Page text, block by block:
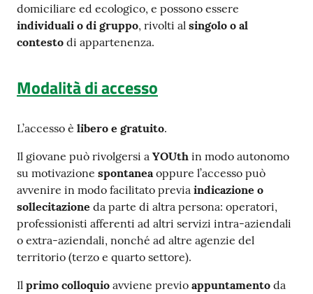
domiciliare ed ecologico, e possono essere
individuali o di gruppo, rivolti al singolo o al
contesto di appartenenza.
Modalità di accesso
L’accesso è libero e gratuito.
Il giovane può rivolgersi a YOUth in modo autonomo
su motivazione spontaneaoppure l’accesso può
avvenire in modo facilitato previa indicazione o
sollecitazione da parte di altra persona: operatori,
professionisti afferenti ad altri servizi intra-aziendali
o extra-aziendali, nonché ad altre agenzie del
territorio (terzo e quarto settore).
Il primo colloquio avviene previo appuntamento da